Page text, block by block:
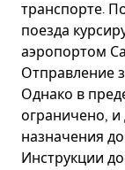
транспорте.
поезда
аэропортом
Отправление
Однако в
ограничено, и
назначения
Инструкции